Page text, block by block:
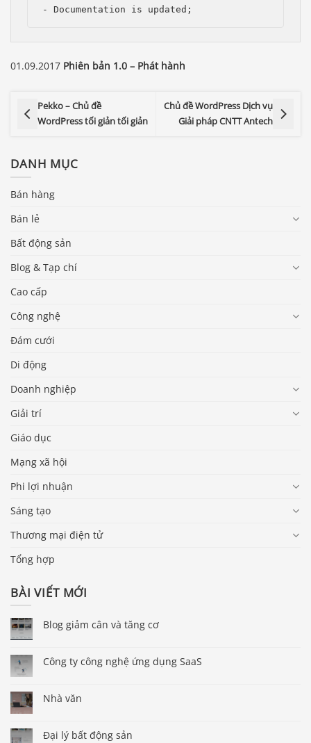
- Documentation is updated;
01.09.2017 Phiên bản 1.0 – Phát hành
Pekko – Chủ đề
WordPress tối giản tối giản
Chủ đề WordPress Dịch vụ
Giải pháp CNTT Antech
DANH MỤC
Bán hàng
Bán lẻ
Bất động sản
Blog & Tạp chí
Cao cấp
Công nghệ
Đám cưới
Di động
Doanh nghiệp
Giải trí
Giáo dục
Mạng xã hội
Phi lợi nhuận
Sáng tạo
Thương mại điện tử
Tổng hợp
BÀI VIẾT MỚI
Blog giảm cân và tăng cơ
Công ty công nghệ ứng dụng SaaS
Nhà văn
Đại lý bất động sản